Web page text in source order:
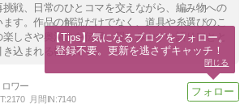
挑戦、日常のひとコマを交えながら、編み物への
す。作品の解説だけでなく、道具や糸選びのこ
しさや奥深さを伝授。親しみやすい語り口とと
込まれる構成です。
2170 月間IN:7140
【Tips】気になるブログをフォロー。
登録不要。更新を逃さずキャッチ！
閉じる